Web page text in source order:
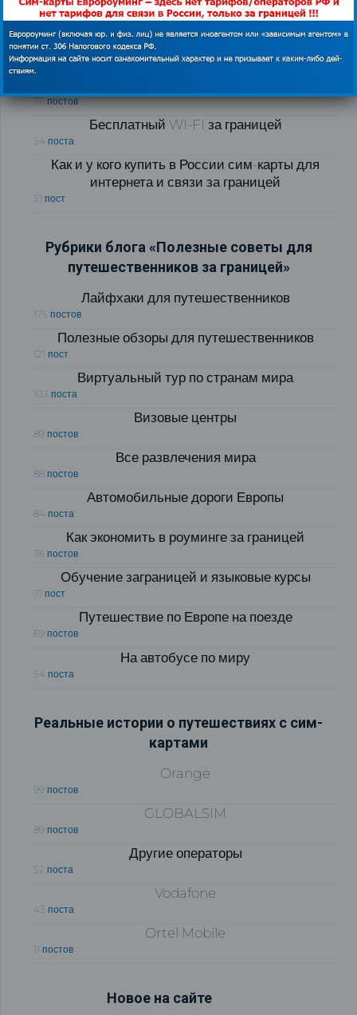
Как экономить в роуминге за границей
Как купить сим карту за границей
126 постов
76 постов
Бесплатный WI-FI за границей
54 поста
Как и у кого купить в России сим-карты для
интернета и связи за границей
51 пост
Рубрики блога «Полезные советы для
путешественников за границей»
Лайфхаки для путешественников
175 постов
Полезные обзоры для путешественников
121 пост
Виртуальный тур по странам мира
103 поста
Визовые центры
89 постов
Все развлечения мира
88 постов
Автомобильные дороги Европы
84 поста
Как экономить в роуминге за границей
76 постов
Обучение заграницей и языковые курсы
71 пост
Путешествие по Европе на поезде
69 постов
На автобусе по миру
54 поста
Реальные истории о путешествиях с сим-
картами
Orange
99 постов
GLOBALSIM
89 постов
Другие операторы
52 поста
Vodafone
43 поста
Ortel Mobile
11 постов
Новое на сайте